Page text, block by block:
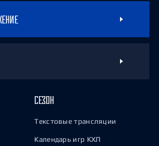
СЕЗОН
Текстовые трансляции
Календарь игр КХЛ